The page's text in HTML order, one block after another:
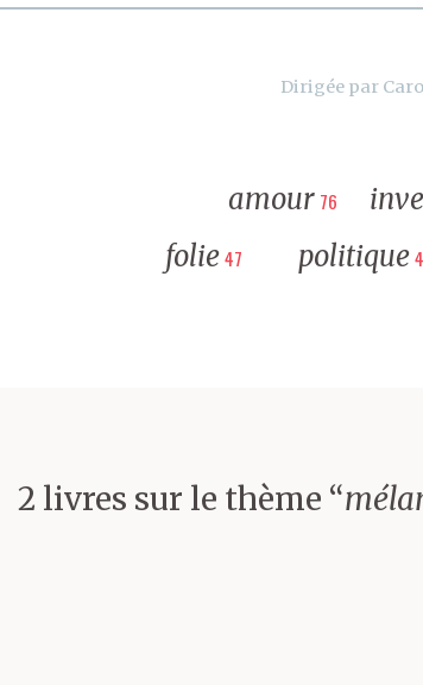
Dirigée par
amour 76
folie47 politique
2 livres sur le thème “